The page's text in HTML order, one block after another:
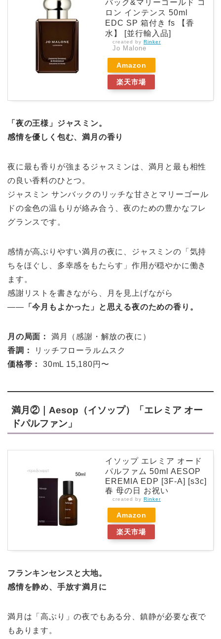
バック&マリーゴールド コ
ロン インテンス 50ml
EDC SP 箱付き fs 【香
水】 [並行輸入品]
created by Rinker
Jo Malone
Amazon
楽天市場
「夜の王様」ジャスミン。
感情を優しく包む、満月の香り
夜に最も香りが強まるジャスミンは、満月と最も相性
の良い香料のひとつ。
ジャスミン サンバックのリッチな甘さとマリーゴール
ドの金色の温もりが絡み合う、夜のための豊かなフレ
グランスです。
感情が高ぶりやすい満月の夜に、ジャスミンの「気持
ちをほぐし、多幸感をもたらす」作用が穏やかに働き
ます。
感謝リストを書きながら、月を見上げながら
—— 「今月もよかった」と思える夜のための香り。
月の局面：
満月（感謝・解放の夜に）
香調：
リッチフローラルムスク
価格帯：
30mL 15,180円〜
満月②｜Aesop（イソップ）「エレミア オー
ドパルファン」
イソップ エレミア オード
パルファム 50ml AESOP
EREMIA EDP [3F-A] [s3c]
春 母の日 お祝い
created by Rinker
Amazon
楽天市場
フランキンセンスと大地。
感情を静め、手放す満月に
満月は「高ぶり」の夜でもある分、鎮静が必要な夜で
もあります。